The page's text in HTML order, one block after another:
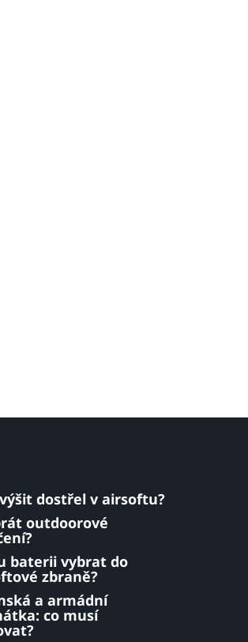
dostřel v airsoftu?
outdoorové
baterii vybrat do
zbraně?
a armádní
co musí